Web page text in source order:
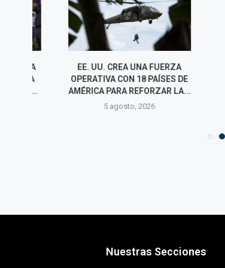
EE. UU. CREA UNA FUERZA
OPERATIVA CON 18 PAÍSES DE
AMÉRICA PARA REFORZAR LA...
5 agosto, 2026
BOLIVIA
POLICÍAS
CON
MUERTES
Nuestras Secciones